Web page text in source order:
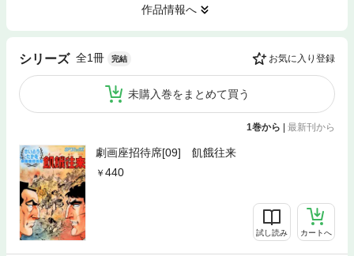
作品情報へ
シリーズ 全1冊 完結 お気に入り登録
未購入巻をまとめて買う
1巻から | 最新刊から
劇画座招待席[09] 飢餓往来
440
試し読み カートへ